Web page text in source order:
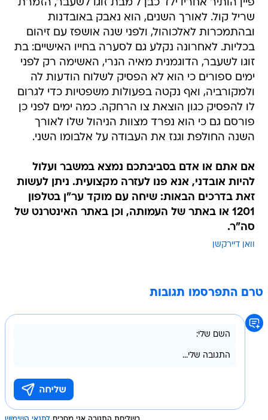
פיין הותיר אחריו ילד כבן 7 מבת זוגו לשעבר, הזמרת
שריל קול. לאורך השנים, הוא נאבק באובדנות
ובהתמכרות לאלכוהול, ולפני שנה אושפז עם זיהום
בכליות. לאחרונה נקלע גם לסערה בחייו האישיים: בת
זוגו לשעבר, הדוגמנית מאיה הנרי, האשימה רק לפני
ימים ספורים כי הוא לא הפסיק לשלוח הודעות לה
ולמקורביה, ואף נקטה בפעולות משפטיות כדי לגרום
לו להפסיק כגון הוצאת צו הרחקה. כמה ימים לפני כן
פורסם גם כי הוא נפרד מצוות הניהול שלו לאורך
השנה החולפת וגנז את העבודה על אלבומו השני.
אם אתם או אדם בסביבתכם נמצא במשבר ועלול
להיות אובדני, אנא פנו לעזרה מקצועית. ניתן לעשות
זאת בדרכים הבאות: שיחה עם מוקד ער"ן בטלפון
1201 או באתר של העמותה, וכן באתר האינטרנט של
סה"ר.
וואן דיירקשן
טרם התפרסמו תגובות